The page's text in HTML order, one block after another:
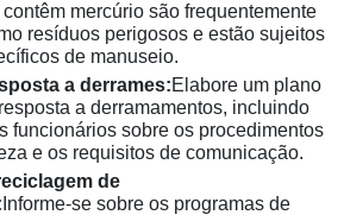
mercúrio são frequentemente
resíduos perigosos e estão sujeitos
de manuseio.
a derrames:Elabore um plano
a derramamentos, incluindo
funcionários sobre os procedimentos
e os requisitos de comunicação.
de
Informe-se sobre os programas de